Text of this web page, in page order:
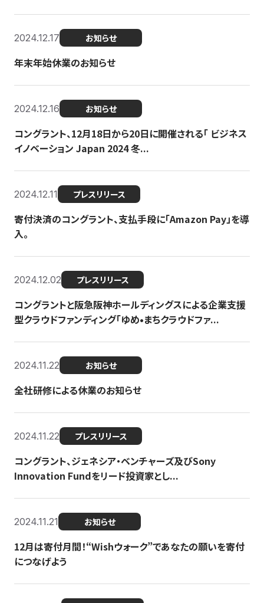
2024.12.17 お知らせ
年末年始休業のお知らせ
2024.12.16 お知らせ
コングラント、12月18日から20日に開催される「 ビジネス
イノベーション Japan 2024 冬...
2024.12.11 プレスリリース
寄付決済のコングラント、支払手段に「Amazon Pay」を導
入。
2024.12.02 プレスリリース
コングラントと阪急阪神ホールディングスによる企業支援
型クラウドファンディング「ゆめ•まちクラウドファ...
2024.11.22 お知らせ
全社研修による休業のお知らせ
2024.11.22 プレスリリース
コングラント、ジェネシア・ベンチャーズ及びSony
Innovation Fundをリード投資家とし...
2024.11.21 お知らせ
12月は寄付月間！“Wishウォーク”であなたの願いを寄付
につなげよう